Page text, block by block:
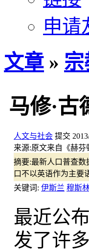
申请
文章 » 宗
马修·
人文与社会 提交
来源:原文来自《赫芬
摘要:最新人口普查数
口不以英语作为主要
关键词: 伊斯兰 穆斯
最近公
发了许